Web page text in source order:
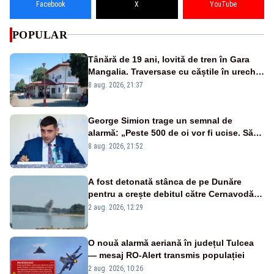
Facebook X YouTube
POPULAR
Tânără de 19 ani, lovită de tren în Gara
Mangalia. Traversase cu căștile în urechi
liniile printr-un loc nepermis
8 aug. 2026, 21:37
George Simion trage un semnal de
alarmă: „Peste 500 de oi vor fi ucise. Să
vedem dacă ciobanii vor fi despăgubiți”
8 aug. 2026, 21:52
A fost detonată stânca de pe Dunăre
pentru a crește debitul către Cernavodă –
VIDEO
2 aug. 2026, 12:29
O nouă alarmă aeriană în județul Tulcea
— mesaj RO-Alert transmis populației
2 aug. 2026, 10:26